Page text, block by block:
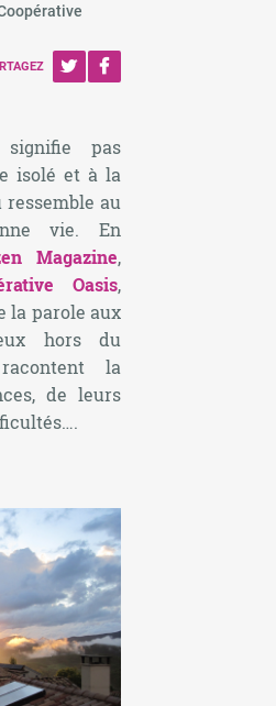
pas
isolé et à la
ressemble au
vie. En
Magazine,
Oasis,
la parole aux
hors du
la
de leurs